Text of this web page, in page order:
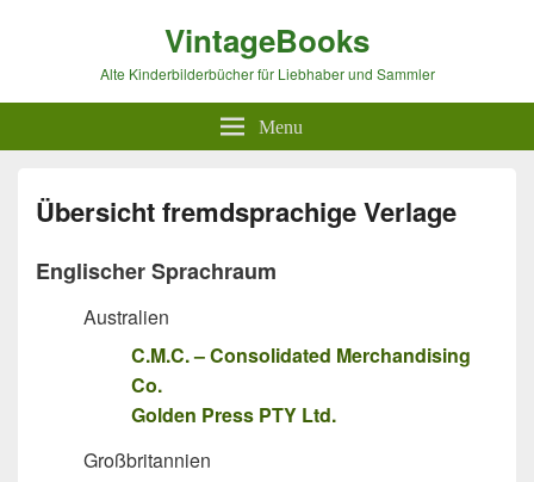
VintageBooks
Alte Kinderbilderbücher für Liebhaber und Sammler
Menu
Übersicht fremdsprachige Verlage
Englischer Sprachraum
Australien
C.M.C. – Consolidated Merchandising
Co.
Golden Press PTY Ltd.
Großbritannien